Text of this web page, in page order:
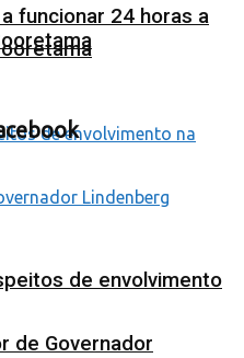
de envolvimento
de Governador
funcionar 24 horas a